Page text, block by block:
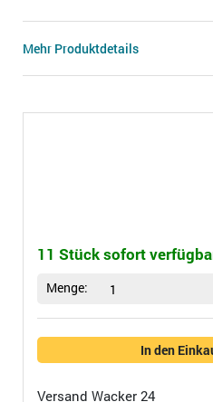
Mehr Produktdetails
11 Stück sofort
Menge: 1
In den
Versand Wacker 24